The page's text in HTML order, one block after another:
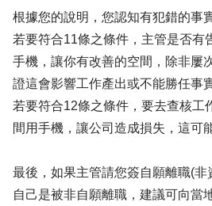
根據您的說明，您認知有犯錯的事
若要符合11條之條件，主管是否有
手機，讓你有改善的空間，除非屢
證這會影響工作產出或不能勝任事實
若要符合12條之條件，要去查核工
間用手機，讓公司造成損失，這可
最後，如果主管請您簽自願離職(非
自己是被非自願離職，建議可向當